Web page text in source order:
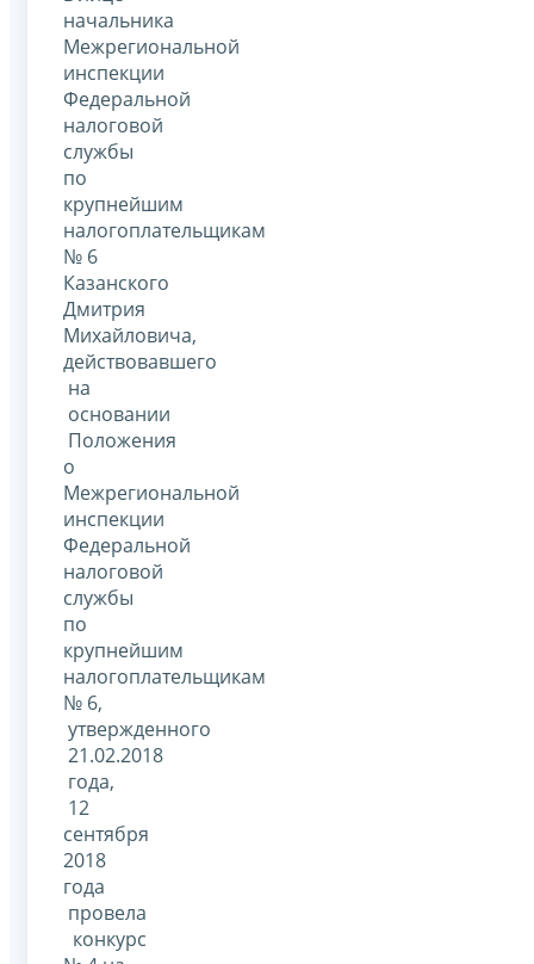
начальника
Межрегиональной
инспекции
Федеральной
налоговой
службы
по
крупнейшим
налогоплательщикам
№ 6
Казанского
Дмитрия
Михайловича,
действовавшего
на
основании
Положения
о
Межрегиональной
инспекции
Федеральной
налоговой
службы
по
крупнейшим
налогоплательщикам
№ 6,
утвержденного
21.02.2018
года,
12
сентября
2018
года
провела
конкурс